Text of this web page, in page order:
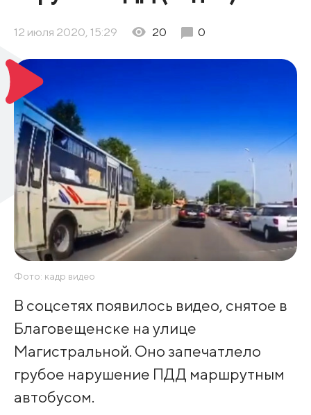
12 июля 2020, 15:29 20 0
Фото: кадр видео
В соцсетях появилось видео, снятое в
Благовещенске на улице
Магистральной. Оно запечатлело
грубое нарушение ПДД маршрутным
автобусом.